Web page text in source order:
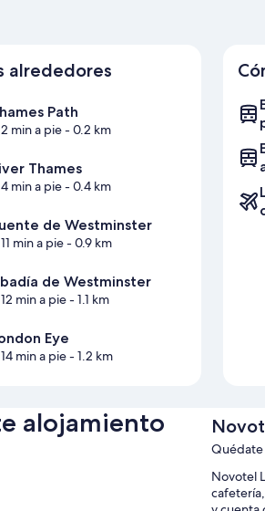
alrededores
Path
min a pie- 0.2 km
Thames
min a pie- 0.4 km
de Westminster
min a pie- 0.9 km
de Westminster
min a pie- 1.1 km
Eye
min a pie- 1.2 km
alojamiento
Quédate
Novotel